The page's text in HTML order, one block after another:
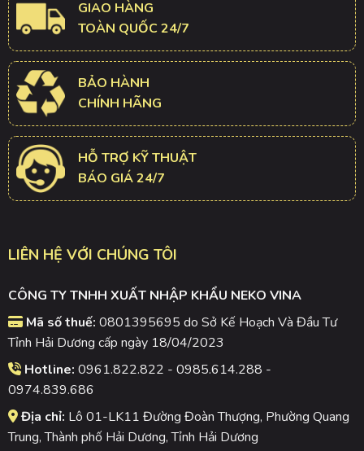
GIAO HÀNG
TOÀN QUỐC 24/7
BẢO HÀNH
CHÍNH HÃNG
HỖ TRỢ KỸ THUẬT
BÁO GIÁ 24/7
LIÊN HỆ VỚI CHÚNG TÔI
CÔNG TY TNHH XUẤT NHẬP KHẨU NEKO VINA
Mã số thuế: 0801395695 do Sở Kế Hoạch Và Đầu Tư
Tỉnh Hải Dương cấp ngày 18/04/2023
Hotline: 0961.822.822 - 0985.614.288 -
0974.839.686
Địa chỉ: Lô 01-LK11 Đường Đoàn Thượng, Phường Quang
Trung, Thành phố Hải Dương, Tỉnh Hải Dương